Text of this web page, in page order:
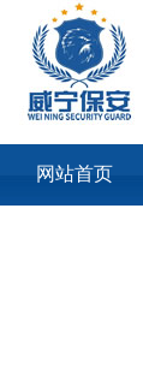
网站首页